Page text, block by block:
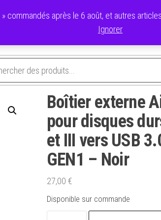
commandés après le 6 août, et autres
Ignorer
Boîtier externe
pour disques
et III vers USB
GEN1 – Noir
27,00 €
Disponible sur commande